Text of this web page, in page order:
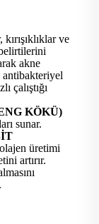
ve
akne
antibakteriyel
çalıştığı
KÖKÜ)
sunar.
üretimi
artırır.